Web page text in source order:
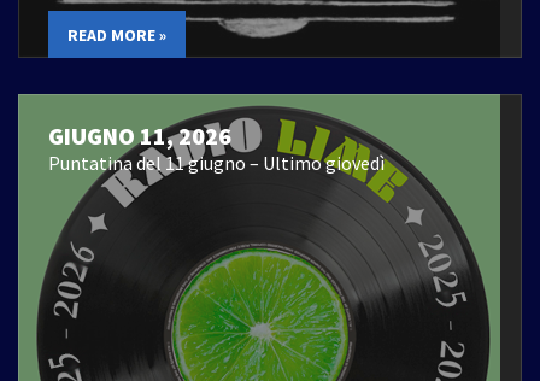
READ MORE »
GIUGNO 11, 2026
Puntatina del 11 giugno – Ultimo giovedì